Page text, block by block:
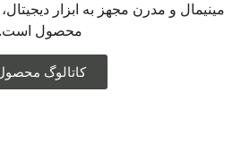
مینیمال و مدرن مجهز به ابزار
محصول است.
کاتالوگ